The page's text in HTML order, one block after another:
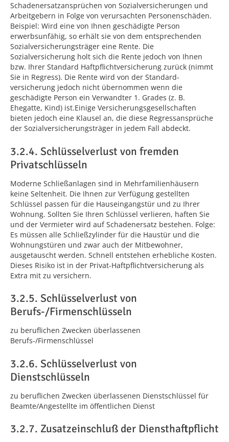
Schadenersatzansprüchen von Sozialversicherungen und
Arbeitgebern in Folge von verursachten Personenschäden.
Beispiel: Wird eine von Ihnen geschädigte Person
erwerbsunfähig, so erhält sie von dem entsprechenden
Sozialversicherungsträger eine Rente. Die
Sozialversicherung holt sich die Rente jedoch von Ihnen
bzw. Ihrer Standard Haftpflicht­versicherung zurück (nimmt
Sie in Regress). Die Rente wird von der Standard­
versicherung jedoch nicht übernommen wenn die
geschädigte Person ein Ver­wandter 1. Grades (z. B.
Ehegatte, Kind) ist.Einige Versicherungsgesellschaften
bieten jedoch eine Klausel an, die diese Regressansprüche
der Sozialversicherungsträger in jedem Fall abdeckt.
3.2.4. Schlüsselverlust von fremden
Privatschlüsseln
Moderne Schließanlagen sind in Mehrfamilienhäusern
keine Seltenheit. Die Ihnen zur Verfügung gestellten
Schlüssel passen für die Hauseingangstür und zu Ihrer
Wohnung. Sollten Sie Ihren Schlüssel verlieren, haften Sie
und der Vermieter wird auf Schadenersatz bestehen. Folge:
Es müssen alle Schließzylinder für die Haustür und die
Wohnungstüren und zwar auch der Mitbewohner,
ausgetauscht werden. Schnell entstehen erhebli­che Kosten.
Dieses Risiko ist in der Privat-Haftpflichtversicherung als
Extra mit zu versichern.
3.2.5. Schlüsselverlust von
Berufs-/Firmenschlüsseln
zu beruflichen Zwecken überlassenen
Berufs-/Firmenschlüssel
3.2.6. Schlüsselverlust von
Dienstschlüsseln
zu beruflichen Zwecken überlassenen Dienstschlüssel für
Beamte/Angestellte im öffentlichen Dienst
3.2.7. Zusatzeinschluß der Diensthaftpflicht